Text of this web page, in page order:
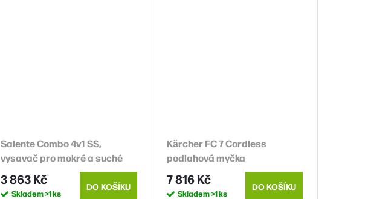
Salente Combo 4v1 SS,
vysavač pro mokré a suché
vysávání, tepovač, fukar, nerez
nádoba
3 863 Kč
Skladem>1 ks
DO KOŠÍKU
Kärcher FC 7 Cordless
podlahová myčka
7 816 Kč
Skladem>1 ks
DO KOŠÍKU